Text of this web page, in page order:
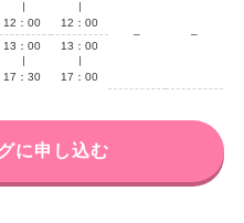
12：00
12：00
–
–
13：00
17：30
13：00
17：00
に申し込む